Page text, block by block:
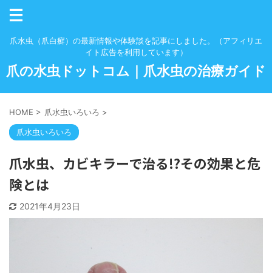
爪水虫（爪白癬）の最新情報や体験談を記事にしました。（アフィリエ
イト広告を利用しています）
爪の水虫ドットコム｜爪水虫の治療ガイド
HOME > 爪水虫いろいろ >
爪水虫いろいろ
爪水虫、カビキラーで治る!?その効果と危
険とは
2021年4月23日